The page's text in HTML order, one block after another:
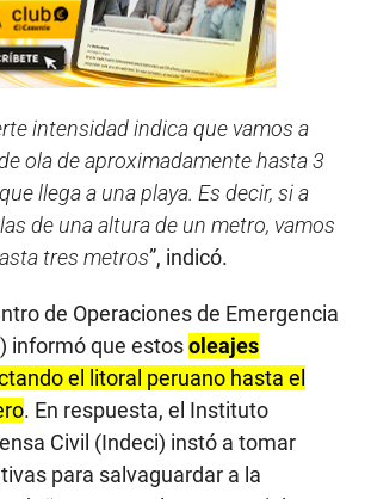
intensidad indica que vamos a
ola de aproximadamente hasta 3
llega a una playa. Es decir, si a
de una altura de un metro, vamos
tres metros”, indicó.
de Operaciones de Emergencia
informó que estosoleajes
el litoral peruano hasta el
. En respuesta, el Instituto
Civil (Indeci) instó a tomar
para salvaguardar a la